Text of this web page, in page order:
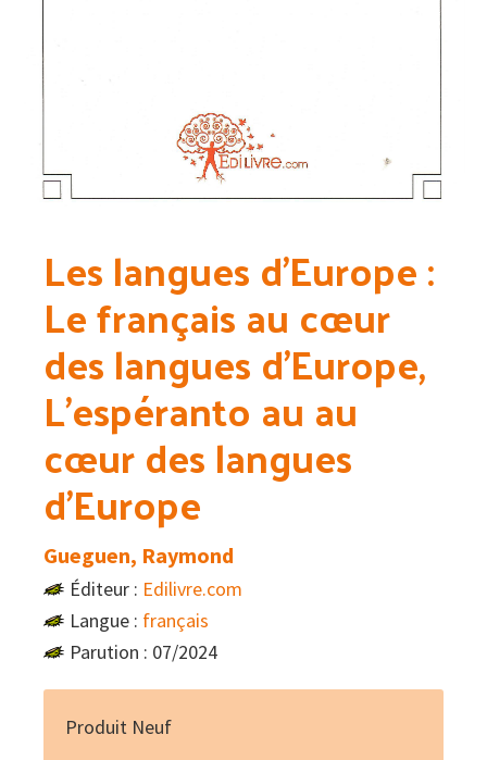
Les langues d’Europe :
Le français au cœur
des langues d’Europe,
L’espéranto au au
cœur des langues
d’Europe
Gueguen, Raymond
Éditeur : Edilivre.com
Langue : français
Parution : 07/2024
Produit Neuf